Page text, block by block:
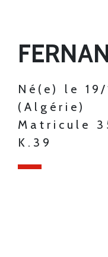
Né(e) le
(Algérie)
Matricule
K.39